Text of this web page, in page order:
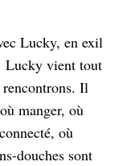
Lucky, en exil
Lucky vient tout
Il
manger, où
où
douches sont